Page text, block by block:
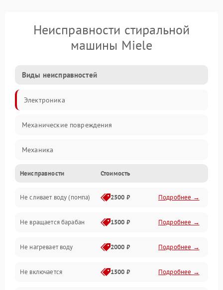
Неисправности стиральной
машины Miele
Виды неисправностей
Электроника
Механические повреждения
Механика
Электропитание
Водоснабжение
Слив
Программное обеспечение
Неисправности Стоимость
Не сливает воду (помпа) 2500 ₽ Подробнее →
Не вращается барабан 1500 ₽ Подробнее →
Не нагревает воду 2000 ₽ Подробнее →
Не включается 1500 ₽ Подробнее →